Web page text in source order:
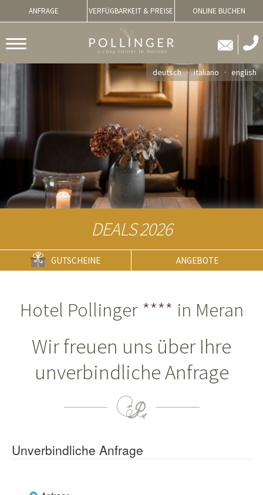
ANFRAGE VERFÜGBARKEIT & PREISE ONLINE BUCHEN
deutsch italiano english
DEALS 2026
GUTSCHEINE ANGEBOTE
Hotel Pollinger **** in Meran
Wir freuen uns über Ihre
unverbindliche Anfrage
Unverbindliche Anfrage